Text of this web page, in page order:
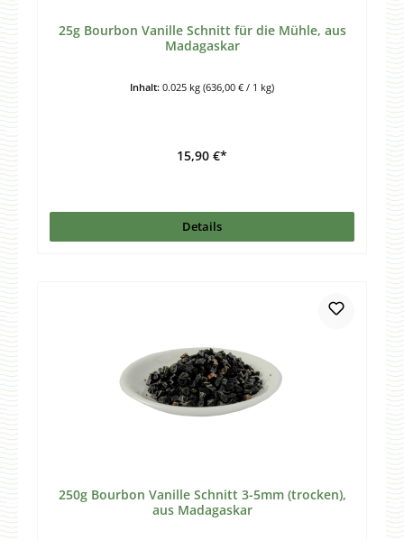
25g Bourbon Vanille Schnitt für die Mühle, aus
Madagaskar
Inhalt: 0.025 kg (636,00 € / 1 kg)
15,90 €*
Details
250g Bourbon Vanille Schnitt 3-5mm (trocken),
aus Madagaskar